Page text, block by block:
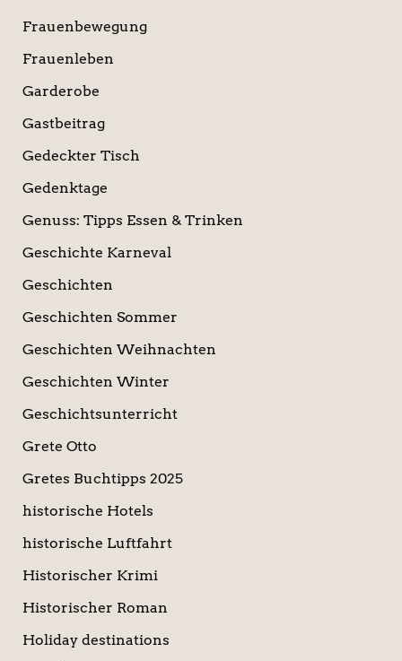
Frauenbewegung
Frauenleben
Garderobe
Gastbeitrag
Gedeckter Tisch
Gedenktage
Genuss: Tipps Essen & Trinken
Geschichte Karneval
Geschichten
Geschichten Sommer
Geschichten Weihnachten
Geschichten Winter
Geschichtsunterricht
Grete Otto
Gretes Buchtipps 2025
historische Hotels
historische Luftfahrt
Historischer Krimi
Historischer Roman
Holiday destinations